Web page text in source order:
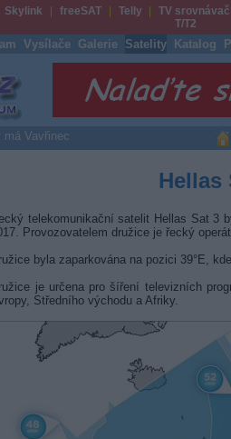
Skylink freeSAT Telly
TV srovnávač
T/T2
Vysílače Galerie Satelity Katalog
Vavřinec
Hellas
telekomunikační satelit Hellas Sat 3
Provozovatelem družice je řecký
byla zaparkována na pozici 39°E,
je určena pro šíření televizních
Středního východu a Afriky.